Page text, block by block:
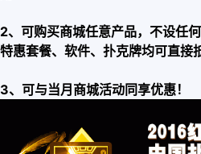
2、可购买商城任意产品，不设任
特惠套餐、软件、扑克牌均可直接
3、可与当月商城活动同享优惠！